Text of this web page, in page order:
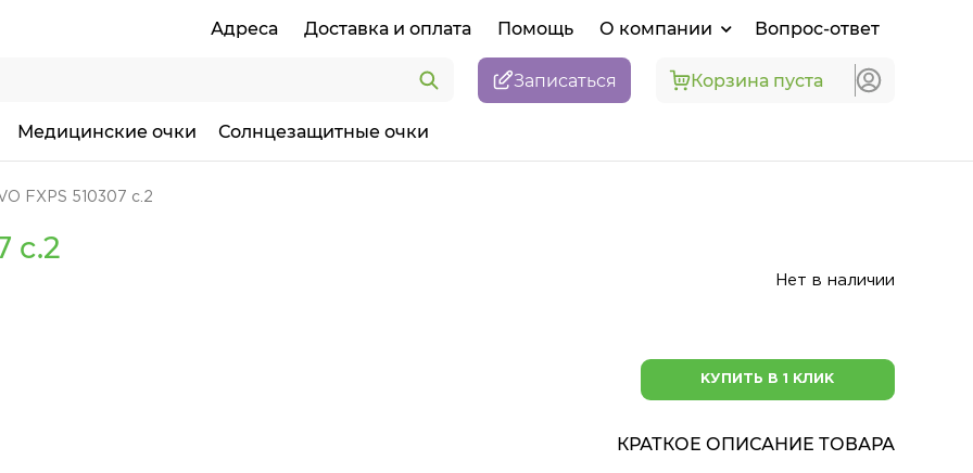
Адреса Доставка и оплата Помощь О компании Вопрос-ответ
Записаться Корзина пуста
Медицинские очки Солнцезащитные очки
FXPS 510307 c.2
c.2
Нет в наличии
КУПИТЬ В 1 КЛИК
КРАТКОЕ ОПИСАНИЕ ТОВАРА